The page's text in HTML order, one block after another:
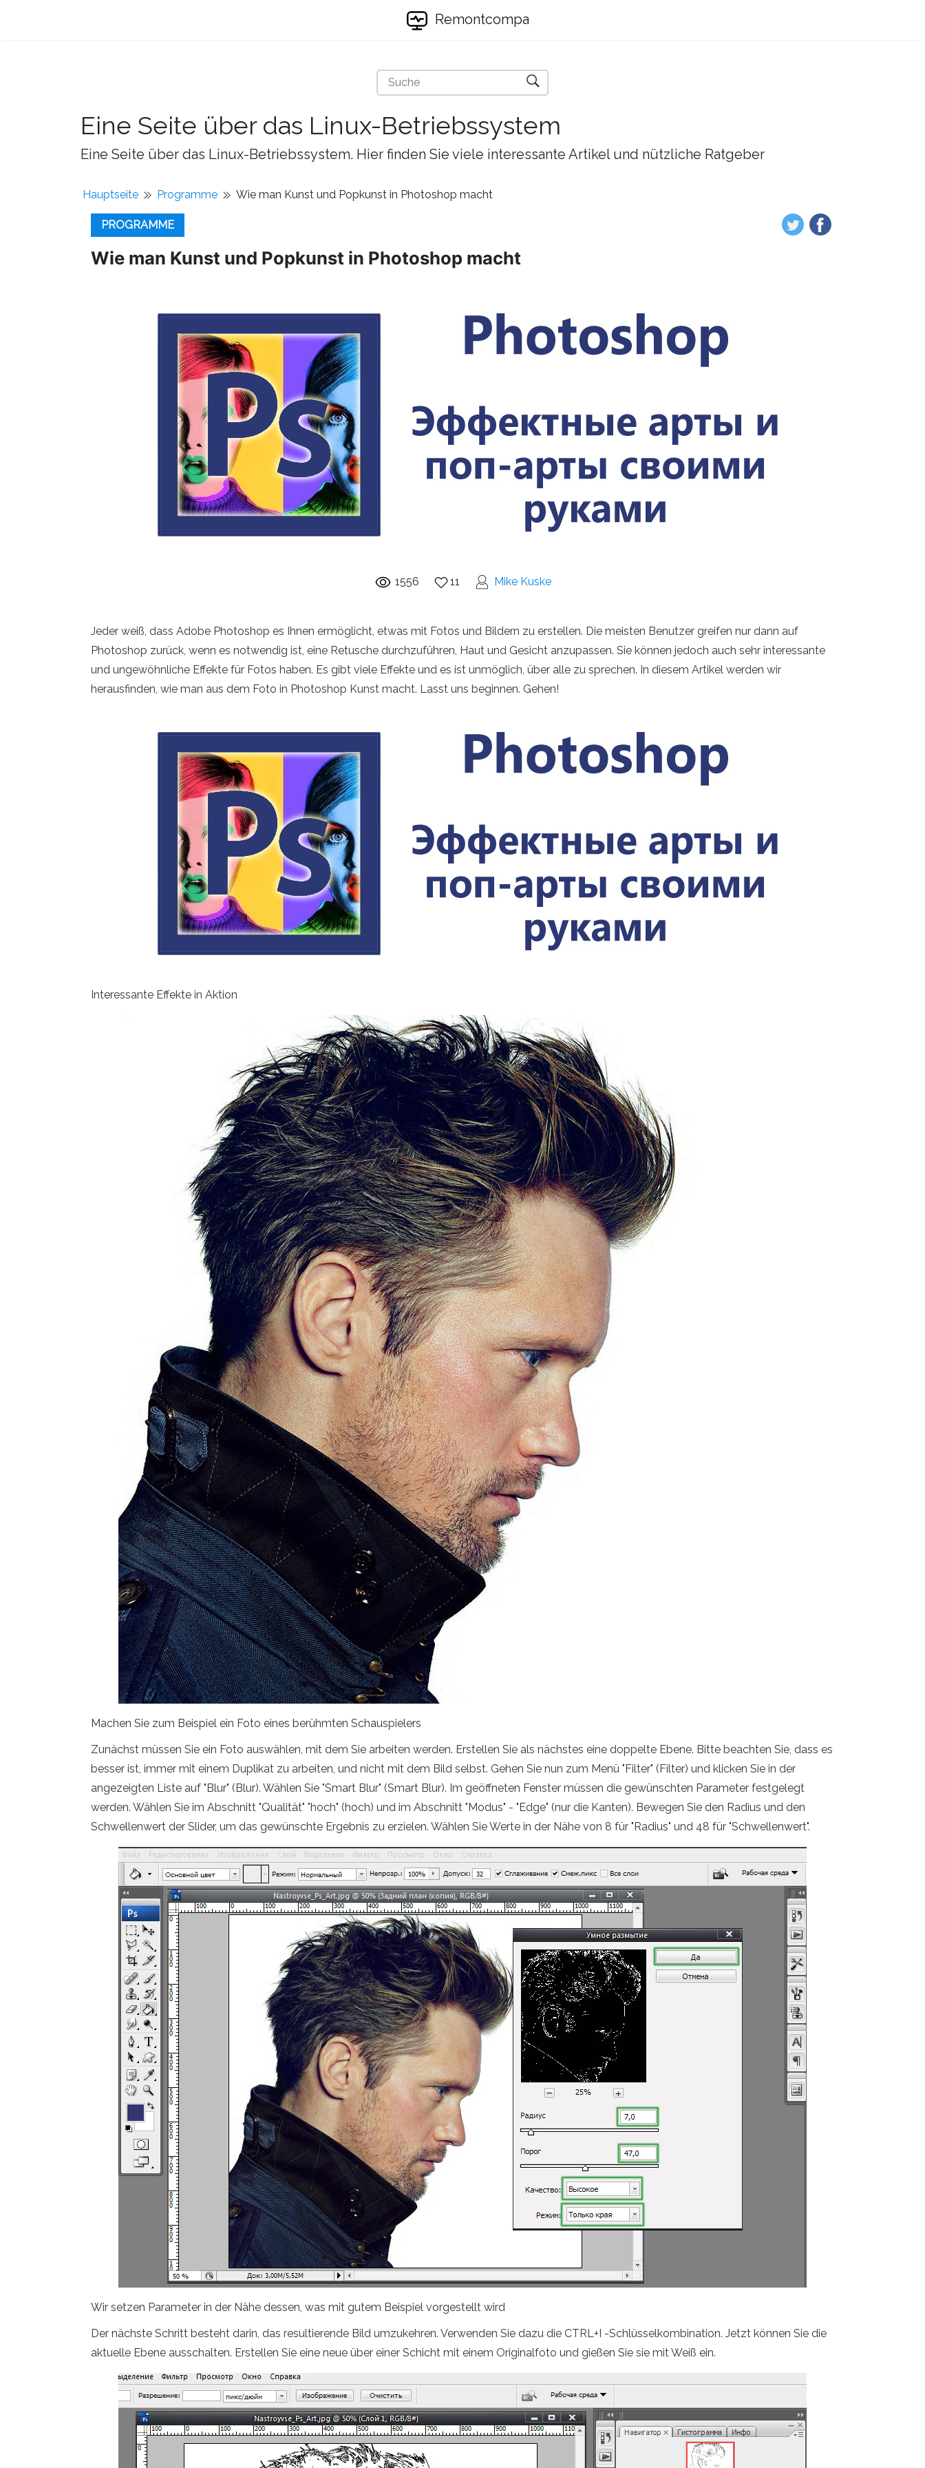
Remontcompa
Eine Seite über das Linux-Betriebssystem
Eine Seite über das Linux-Betriebssystem. Hier finden Sie viele interessante Artikel und nützliche Ratgeber
Hauptseite Programme Wie man Kunst und Popkunst in Photoshop macht
PROGRAMME
Wie man Kunst und Popkunst in Photoshop macht
1556 11 Mike Kuske
Jeder weiß, dass Adobe Photoshop es Ihnen ermöglicht, etwas mit Fotos und Bildern zu erstellen. Die meisten Benutzer greifen nur dann auf
Photoshop zurück, wenn es notwendig ist, eine Retusche durchzuführen, Haut und Gesicht anzupassen. Sie können jedoch auch sehr interessante
und ungewöhnliche Effekte für Fotos haben. Es gibt viele Effekte und es ist unmöglich, über alle zu sprechen. In diesem Artikel werden wir
herausfinden, wie man aus dem Foto in Photoshop Kunst macht. Lasst uns beginnen. Gehen!
Interessante Effekte in Aktion
Machen Sie zum Beispiel ein Foto eines berühmten Schauspielers
Zunächst müssen Sie ein Foto auswählen, mit dem Sie arbeiten werden. Erstellen Sie als nächstes eine doppelte Ebene. Bitte beachten Sie, dass es
besser ist, immer mit einem Duplikat zu arbeiten, und nicht mit dem Bild selbst. Gehen Sie nun zum Menü "Filter" (Filter) und klicken Sie in der
angezeigten Liste auf "Blur" (Blur). Wählen Sie "Smart Blur" (Smart Blur). Im geöffneten Fenster müssen die gewünschten Parameter festgelegt
werden. Wählen Sie im Abschnitt "Qualität" "hoch" (hoch) und im Abschnitt "Modus" - "Edge" (nur die Kanten). Bewegen Sie den Radius und den
Schwellenwert der Slider, um das gewünschte Ergebnis zu erzielen. Wählen Sie Werte in der Nähe von 8 für "Radius" und 48 für "Schwellenwert".
Wir setzen Parameter in der Nähe dessen, was mit gutem Beispiel vorgestellt wird
Der nächste Schritt besteht darin, das resultierende Bild umzukehren. Verwenden Sie dazu die CTRL+I -Schlüsselkombination. Jetzt können Sie die
aktuelle Ebene ausschalten. Erstellen Sie eine neue über einer Schicht mit einem Originalfoto und gießen Sie sie mit Weiß ein.